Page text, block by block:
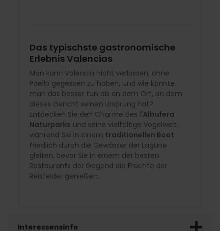
Das typischste gastronomische
Erlebnis Valencias
Man kann Valencia nicht verlassen, ohne
Paella gegessen zu haben, und wie könnte
man das besser tun als an dem Ort, an dem
dieses Gericht seinen Ursprung hat?
Entdecken Sie den Charme des l'Albufera
Naturparks und seine vielfältige Vogelwelt,
während Sie in einem traditionellen Boot
friedlich durch die Gewässer der Lagune
gleiten, bevor Sie in einem der besten
Restaurants der Gegend die Früchte der
Reisfelder genießen.
Interessensinfo